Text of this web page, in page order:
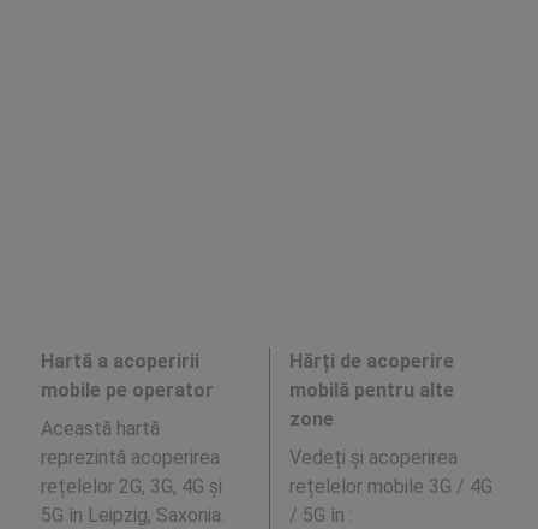
Hartă a acoperirii
mobile pe operator
Această hartă
reprezintă acoperirea
rețelelor 2G, 3G, 4G și
5G în Leipzig, Saxonia.
Hărți de acoperire
mobilă pentru alte
zone
Vedeți și acoperirea
rețelelor mobile 3G / 4G
/ 5G în :